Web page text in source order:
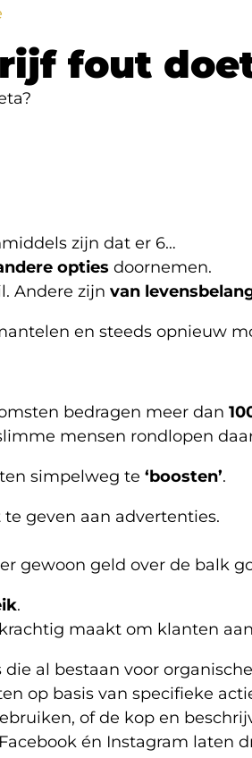
fout
zijn dat er 6…
opties doornemen.
Andere zijn van
en steeds opnieuw
bedragen meer dan
mensen rondlopen
simpelweg te ‘boosten’.
geven aan advertenties.
gewoon geld over de balk
.
maakt om klanten
al bestaan voor
op basis van specifieke
of de kop en
én Instagram laten